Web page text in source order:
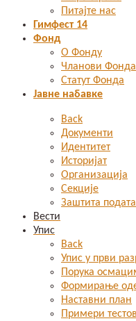
Питајте нас
Гимфест 14
Фонд
О Фонду
Чланови Фонда
Статут Фонда
Јавне набавке
Back
Документи
Идентитет
Историјат
Организација
Секције
Заштита
Вести
Упис
Back
Упис у први
Порука
Формирање
Наставни план
Примери